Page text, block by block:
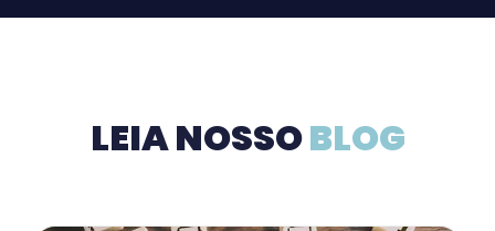
LEIA NOSSOBLOG